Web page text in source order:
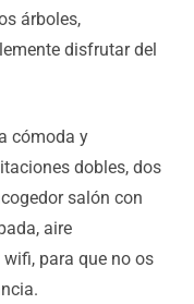
árboles,
disfrutar del
cómoda y
dobles, dos
salón con
aire
para que no os